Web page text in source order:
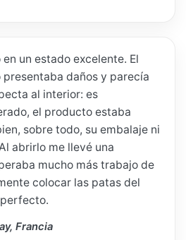
un estado excelente. El
daños y parecía
al interior: es
el producto estaba
sobre todo, su embalaje ni
abrirlo me llevé una
mucho más trabajo de
colocar las patas del
Francia